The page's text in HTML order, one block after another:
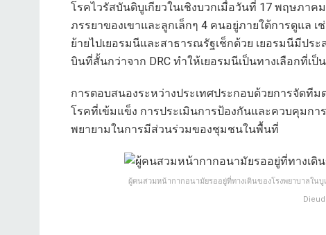
โรคไวรัสบันดิบูเกียวในเชิงบวกเมื่อวันที่ 17 พฤษภาค
ภรรยาของเขาและลูกเล็กๆ 4 คนอยู่ภายใต้การดูแล
ย้ายไปเยอรมนีและสาธารณรัฐเช็กด้วย เยอรมนีมีป
บินที่สั้นกว่าจาก DRC ทำให้เยอรมนีเป็นทางเลือกที่เ
การตอบสนองระหว่างประเทศประกอบด้วยการจัดทีม
โรคที่เข้มแข็ง การประเมินการป้องกันและควบคุมก
พยายามในการมีส่วนร่วมของชุมชนในพื้นที่
ผู้คนสวมหน้ากากอนามัยรออยู่ที่ทางเดินของโรงพยาบาลใน